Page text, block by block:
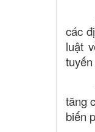
các
luật
tăng
biến